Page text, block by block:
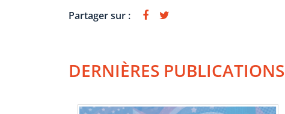
Partager sur :
DERNIÈRES PUBLICATIONS